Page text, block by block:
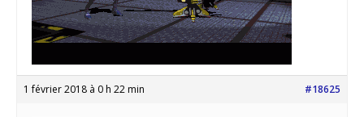
1 février 2018 à 0 h 22 min #18625